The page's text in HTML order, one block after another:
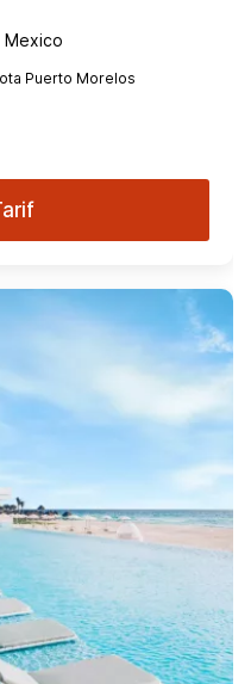
Mexico
Puerto Morelos